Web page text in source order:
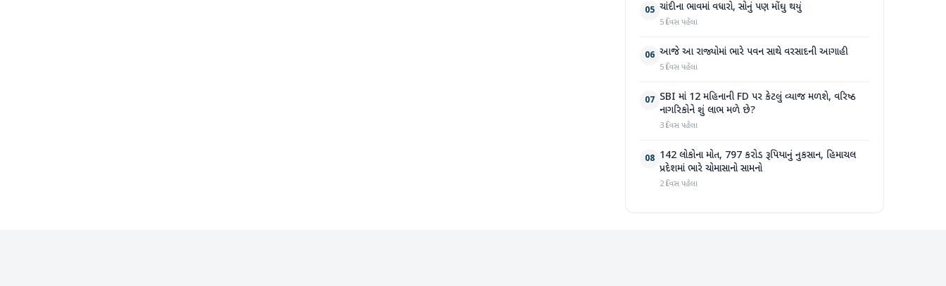
05 ચાંદીના ભાવમાં વધારો, સોનું પણ મોંઘુ થયું
5 દિવસ પહેલા
06 આજે આ રાજ્યોમાં ભારે પવન સાથે વરસાદની આગાહી
5 દિવસ પહેલા
07 SBI માં 12 મહિનાની FD પર કેટલું વ્યાજ મળશે, વરિષ્ઠ
નાગરિકોને શું લાભ મળે છે?
3 દિવસ પહેલા
08 142 લોકોના મોત, 797 કરોડ રૂપિયાનું નુકસાન, હિમાચલ
પ્રદેશમાં ભારે ચોમાસાનો સામનો
2 દિવસ પહેલા